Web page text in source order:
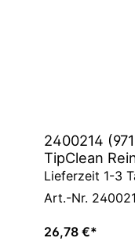
2400214
TipClean
Reinigung
Lieferzeit 1-3
Art.-Nr.
26,78 €*